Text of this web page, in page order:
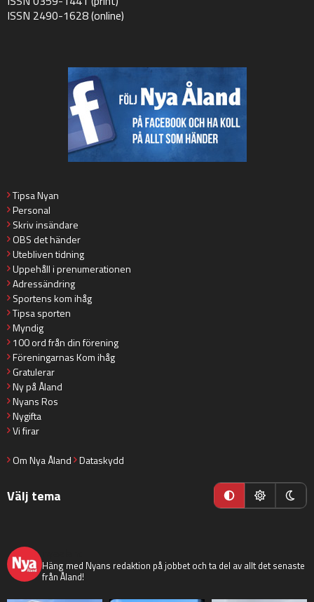
ISSN 2490-1628 (online)
Tipsa Nyan
Personal
Skriv insändare
OBS det händer
Utebliven tidning
Uppehåll i prenumerationen
Adressändring
Sportens kom ihåg
Tipsa sporten
Myndig
100 ord från din förening
Föreningarnas Kom ihåg
Gratulerar
Ny på Åland
Nyans Ros
Nygifta
Vi firar
Om Nya Åland Dataskydd
Välj tema
Häng med Nyans redaktion på jobbet och ta del av allt det senaste
från Åland!